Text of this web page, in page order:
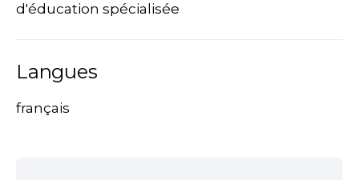
d'éducation spécialisée
Langues
français